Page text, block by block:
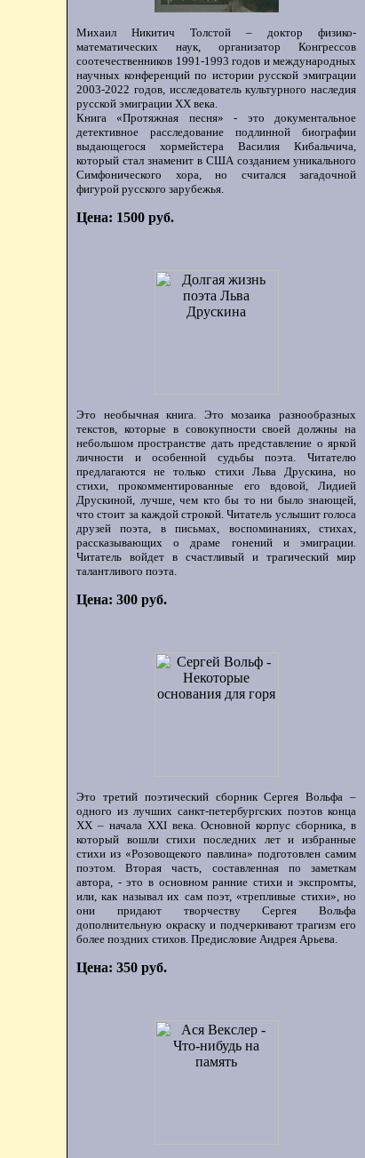
Михаил Никитич Толстой – доктор физико-
математических наук, организатор Конгрессов
соотечественников 1991-1993 годов и международных
научных конференций по истории русской эмиграции
2003-2022 годов, исследователь культурного наследия
русской эмиграции ХХ века.
Книга «Протяжная песня» - это документальное
детективное расследование подлинной биографии
выдающегося хормейстера Василия Кибальчича,
который стал знаменит в США созданием уникального
Симфонического хора, но считался загадочной
фигурой русского зарубежья.
Цена: 1500 руб.
Это необычная книга. Это мозаика разнообразных
текстов, которые в совокупности своей должны на
небольшом пространстве дать представление о яркой
личности и особенной судьбы поэта. Читателю
предлагаются не только стихи Льва Друскина, но
стихи, прокомментированные его вдовой, Лидией
Друскиной, лучше, чем кто бы то ни было знающей,
что стоит за каждой строкой. Читатель услышит голоса
друзей поэта, в письмах, воспоминаниях, стихах,
рассказывающих о драме гонений и эмиграции.
Читатель войдет в счастливый и трагический мир
талантливого поэта.
Цена: 300 руб.
Это третий поэтический сборник Сергея Вольфа –
одного из лучших санкт-петербургских поэтов конца
ХХ – начала XXI века. Основной корпус сборника, в
который вошли стихи последних лет и избранные
стихи из «Розовощекого павлина» подготовлен самим
поэтом. Вторая часть, составленная по заметкам
автора, - это в основном ранние стихи и экспромты,
или, как называл их сам поэт, «трепливые стихи», но
они придают творчеству Сергея Вольфа
дополнительную окраску и подчеркивают трагизм его
более поздних стихов. Предисловие Андрея Арьева.
Цена: 350 руб.